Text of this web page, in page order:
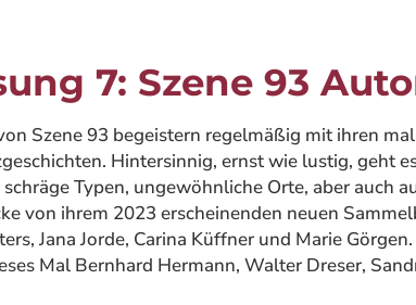
7: Szene 93
Szene 93 begeistern regelmäßig mit ihren
Hintersinnig, ernst wie lustig, geht
Typen, ungewöhnliche Orte, aber auch
von ihrem 2023 erscheinenden neuen
Jana Jorde, Carina Küffner und Marie
Mal Bernhard Hermann, Walter Dreser,